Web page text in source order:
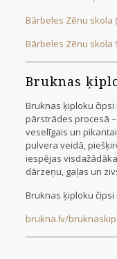
Bārbeles Zēnu skola
Bārbeles Zēnu skola
Bruknas
Bruknas ķiploku
pārstrādes procesā
veselīgais un
pulvera veidā,
iespējas
dārzeņu, gaļas un
Bruknas ķiploku
brukna.lv/